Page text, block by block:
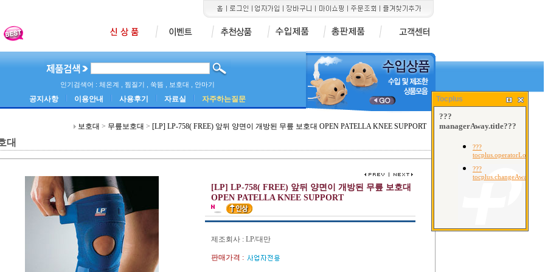
인기검색어 : 체온계 , 찜질기 , 쑥뜸 , 보호대 , 안마기
공지사항 이용안내 사용후기 자료실 자주하는질문
보호대 > 무릎보호대 > [LP] LP-758( FREE) 앞뒤 양면이 개방된 무릎 보호대 OPEN PATELLA KNEE SUPPORT
대
[LP] LP-758( FREE) 앞뒤 양면이 개방된 무릎 보호대
OPEN PATELLA KNEE SUPPORT
제조회사 : LP/대만
판매가격 :
Tocplus